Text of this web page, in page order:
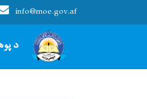
info@moe.gov.af
دnavigation